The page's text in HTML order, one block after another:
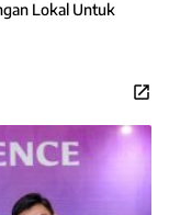
Lokal Untuk